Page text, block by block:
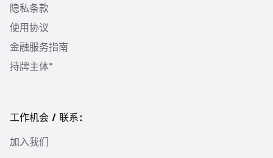
隐私条款
使用协议
金融服务指南
持牌主体*
工作机会 / 联系：
加入我们